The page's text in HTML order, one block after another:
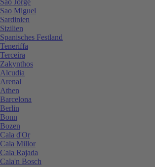
Sao Miguel
Sardinien
Sizilien
Spanisches Festland
Teneriffa
Terceira
Zakynthos
Alcudia
Arenal
Athen
Barcelona
Berlin
Bonn
Bozen
Cala d'Or
Cala Millor
Cala Rajada
Cala'n Bosch